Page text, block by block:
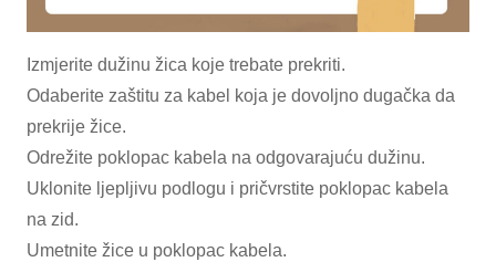
Izmjerite dužinu žica koje trebate prekriti.
Odaberite zaštitu za kabel koja je dovoljno dugačka da
prekrije žice.
Odrežite poklopac kabela na odgovarajuću dužinu.
Uklonite ljepljivu podlogu i pričvrstite poklopac kabela
na zid.
Umetnite žice u poklopac kabela.